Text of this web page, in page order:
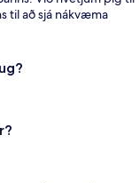
til að sjá nákvæma